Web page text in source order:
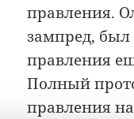
правления.
зампред, был
правления
Полный
правления